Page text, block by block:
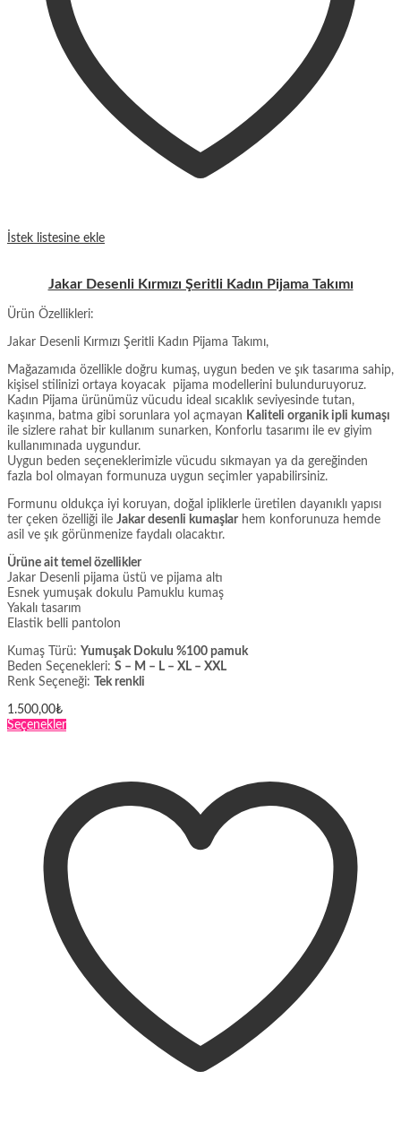
İstek listesine ekle
Jakar Desenli Kırmızı Şeritli Kadın Pijama Takımı
Ürün Özellikleri:
Jakar Desenli Kırmızı Şeritli Kadın Pijama Takımı,
Mağazamıda özellikle doğru kumaş, uygun beden ve şık tasarıma sahip,
kişisel stilinizi ortaya koyacak pijama modellerini bulunduruyoruz.
Kadın Pijama ürünümüz vücudu ideal sıcaklık seviyesinde tutan,
kaşınma, batma gibi sorunlara yol açmayan Kaliteli organik ipli kumaşı
ile sizlere rahat bir kullanım sunarken, Konforlu tasarımı ile ev giyim
kullanımınada uygundur.
Uygun beden seçeneklerimizle vücudu sıkmayan ya da gereğinden
fazla bol olmayan formunuza uygun seçimler yapabilirsiniz.
Formunu oldukça iyi koruyan, doğal ipliklerle üretilen dayanıklı yapısı
ter çeken özelliği ile Jakar desenli kumaşlar hem konforunuza hemde
asil ve şık görünmenize faydalı olacaktır.
Ürüne ait temel özellikler
Jakar Desenli pijama üstü ve pijama altı
Esnek yumuşak dokulu Pamuklu kumaş
Yakalı tasarım
Elastik belli pantolon
Kumaş Türü: Yumuşak Dokulu %100 pamuk
Beden Seçenekleri: S – M – L – XL – XXL
Renk Seçeneği:
Tek renkli
1.500,00₺
SeçeneklerBu
varyasyonu
var.
Seçenekler
ürün
sayfasından
seçilebilir